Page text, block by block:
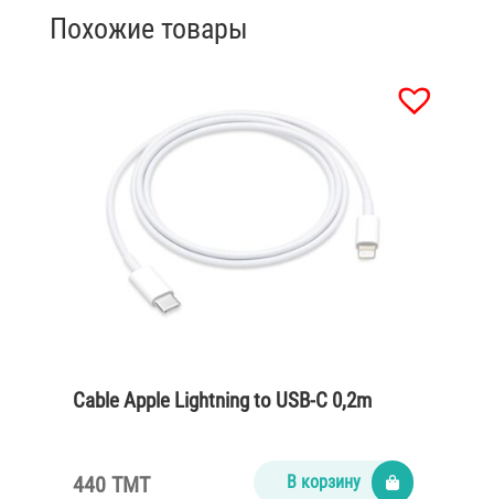
Похожие товары
Cable Apple Lightning to USB-C 0,2m
440 TMT В корзину